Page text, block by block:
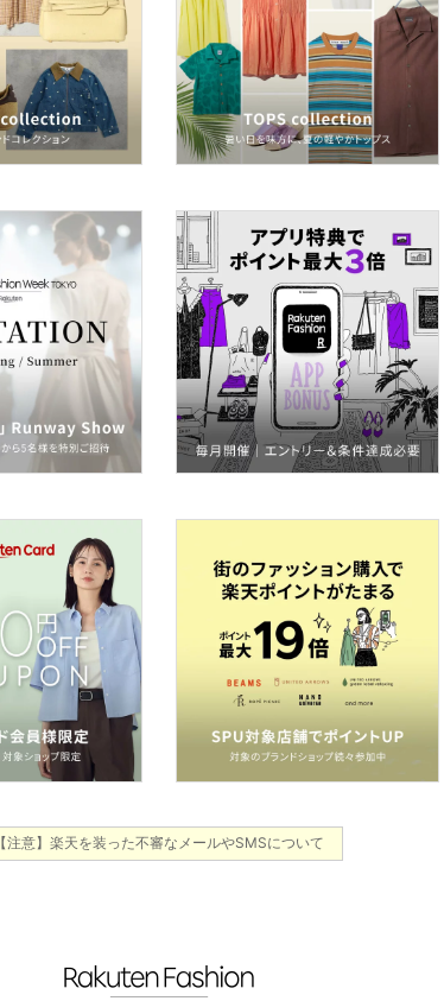
【注意】楽天を装った不審なメールやSMSについて